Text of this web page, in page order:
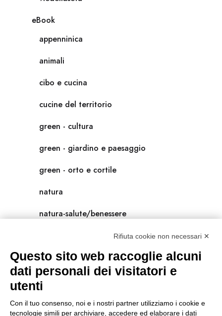
eBook
appenninica
animali
cibo e cucina
cucine del territorio
green - cultura
green - giardino e paesaggio
green - orto e cortile
natura
natura-salute/benessere
scienza
universolocale
viedellaseta
Rifiuta cookie non necessari ✕
Questo sito web raccoglie alcuni
dati personali dei visitatori e
utenti
Con il tuo consenso, noi e i nostri partner utilizziamo i cookie e
tecnologie simili per archiviare, accedere ed elaborare i dati